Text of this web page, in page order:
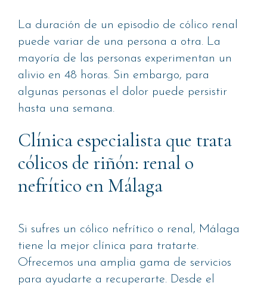
La duración de un episodio de cólico renal
puede variar de una persona a otra. La
mayoría de las personas experimentan un
alivio en 48 horas. Sin embargo, para
algunas personas el dolor puede persistir
hasta una semana.
Clínica especialista que trata
cólicos de riñón: renal o
nefrítico en Málaga
Si sufres un cólico nefrítico o renal, Málaga
tiene la mejor clínica para tratarte.
Ofrecemos una amplia gama de servicios
para ayudarte a recuperarte. Desde el